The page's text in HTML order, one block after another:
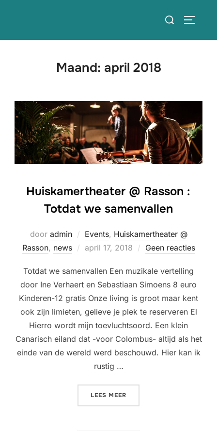
Zoek
Maand: april 2018
Huiskamertheater @ Rasson :
Totdat we samenvallen
door admin Events, Huiskamertheater @
Rasson, news
Geplaatst
april 17, 2018 Geen reacties
Totdat we samenvallen Een muzikale vertelling
door Ine Verhaert en Sebastiaan Simoens 8 euro
Kinderen-12 gratis Onze living is groot maar kent
ook zijn limieten, gelieve je plek te reserveren El
Hierro wordt mijn toevluchtsoord. Een klein
Canarisch eiland dat -voor Colombus- altijd als het
einde van de wereld werd beschouwd. Hier kan ik
rustig …
LEES MEER